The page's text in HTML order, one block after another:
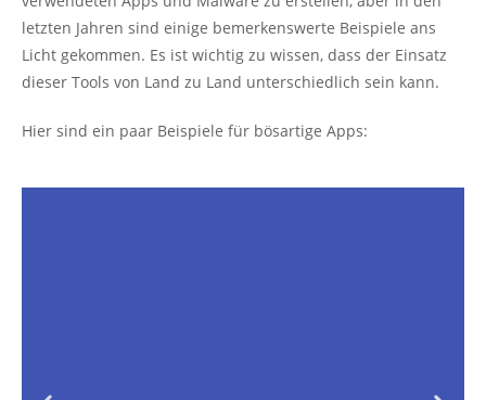
letzten Jahren sind einige bemerkenswerte Beispiele ans
Licht gekommen. Es ist wichtig zu wissen, dass der Einsatz
dieser Tools von Land zu Land unterschiedlich sein kann.
Hier sind ein paar Beispiele für bösartige Apps: